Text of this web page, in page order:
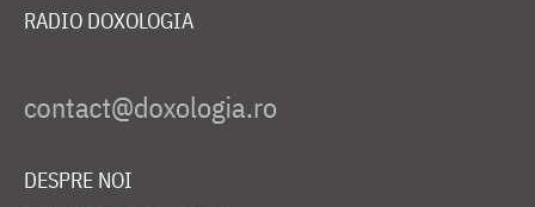
RADIO DOXOLOGIA
DESPRE NOI